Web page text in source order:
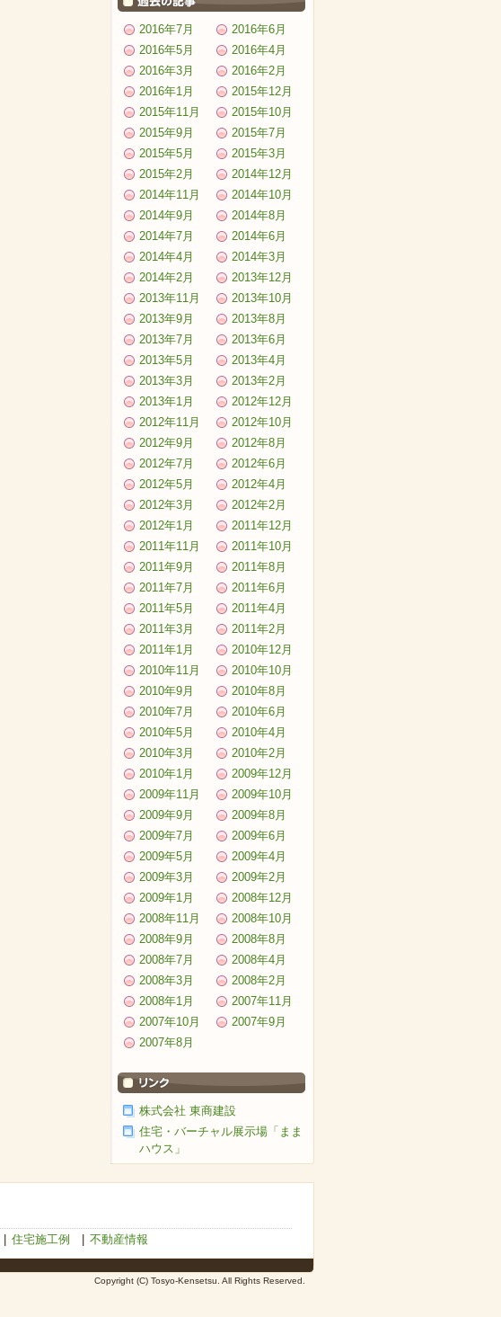
2016年7月
2016年6月
2016年5月
2016年4月
2016年3月
2016年2月
2016年1月
2015年12月
2015年11月
2015年10月
2015年9月
2015年7月
2015年5月
2015年3月
2015年2月
2014年12月
2014年11月
2014年10月
2014年9月
2014年8月
2014年7月
2014年6月
2014年4月
2014年3月
2014年2月
2013年12月
2013年11月
2013年10月
2013年9月
2013年8月
2013年7月
2013年6月
2013年5月
2013年4月
2013年3月
2013年2月
2013年1月
2012年12月
2012年11月
2012年10月
2012年9月
2012年8月
2012年7月
2012年6月
2012年5月
2012年4月
2012年3月
2012年2月
2012年1月
2011年12月
2011年11月
2011年10月
2011年9月
2011年8月
2011年7月
2011年6月
2011年5月
2011年4月
2011年3月
2011年2月
2011年1月
2010年12月
2010年11月
2010年10月
2010年9月
2010年8月
2010年7月
2010年6月
2010年5月
2010年4月
2010年3月
2010年2月
2010年1月
2009年12月
2009年11月
2009年10月
2009年9月
2009年8月
2009年7月
2009年6月
2009年5月
2009年4月
2009年3月
2009年2月
2009年1月
2008年12月
2008年11月
2008年10月
2008年9月
2008年8月
2008年7月
2008年4月
2008年3月
2008年2月
2008年1月
2007年11月
2007年10月
2007年9月
2007年8月
株式会社 東商建設
住宅・バーチャル展示場「まま
ハウス」
住宅施工例 不動産情報
Copyright (C) Tosyo-Kensetsu. All Rights Reserved.